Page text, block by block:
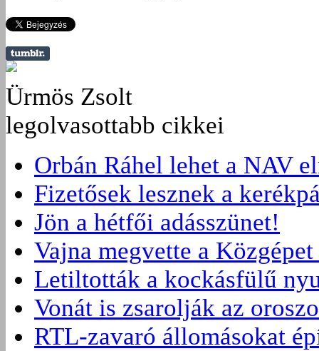
Ürmös Zsolt
legolvasottabb cikkei
Orbán Ráhel lehet a NAV
Fizetősek lesznek a
Jön a hétfői adásszünet!
Vajna megvette a
Letiltották a kockásfülű
Vonát is zsarolják az
RTL-zavaró állomásokat